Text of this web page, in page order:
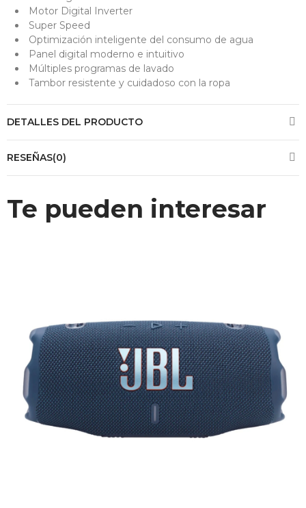
Motor Digital Inverter
Super Speed
Optimización inteligente del consumo de agua
Panel digital moderno e intuitivo
Múltiples programas de lavado
Tambor resistente y cuidadoso con la ropa
DETALLES DEL PRODUCTO
RESEÑAS(0)
Te pueden interesar